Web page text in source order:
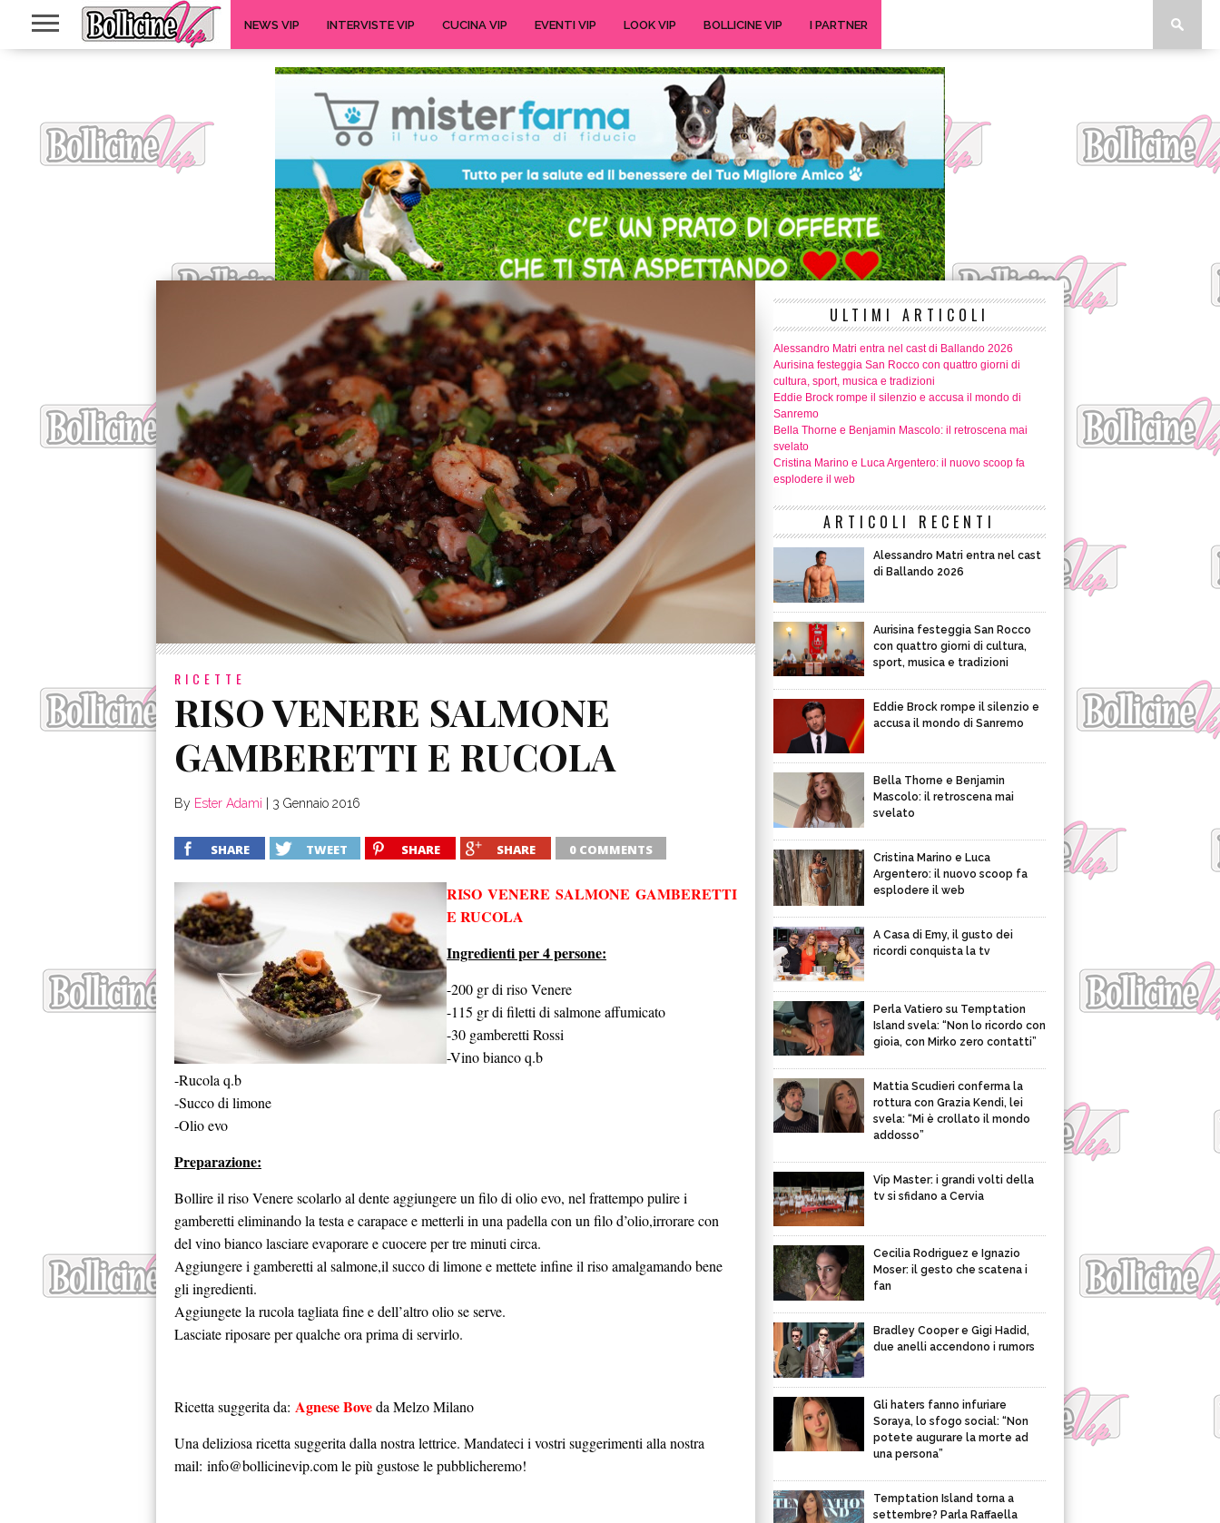
NEWS VIP INTERVISTE VIP CUCINA VIP EVENTI VIP LOOK VIP BOLLICINE VIP I PARTNER
RICETTE
RISO VENERE SALMONE
GAMBERETTI E RUCOLA
By Ester Adami 3 Gennaio 2016
SHARE TWEET SHARE SHARE 0 COMMENTS
RISO VENERE SALMONE GAMBERETTI
E RUCOLA
Ingredienti per 4 persone:
-200 gr di riso Venere
-115 gr di filetti di salmone affumicato
-30 gamberetti Rossi
-Vino bianco q.b
-Rucola q.b
-Succo di limone
-Olio evo
Preparazione:
Bollire il riso Venere scolarlo al dente aggiungere un filo di olio evo, nel frattempo pulire i
gamberetti eliminando la testa e carapace e metterli in una padella con un filo d’olio,irrorare con
del vino bianco lasciare evaporare e cuocere per tre minuti circa.
Aggiungere i gamberetti al salmone,il succo di limone e mettete infine il riso amalgamando bene
gli ingredienti.
Aggiungete la rucola tagliata fine e dell’altro olio se serve.
Lasciate riposare per qualche ora prima di servirlo.
Ricetta suggerita da: Agnese Boveda Melzo Milano
Una deliziosa ricetta suggerita dalla nostra lettrice. Mandateci i vostri suggerimenti alla nostra
mail: info@bollicinevip.comle più gustose le pubblicheremo!
ULTIMI ARTICOLI
Alessandro Matri entra nel cast di Ballando 2026
Aurisina festeggia San Rocco con quattro giorni di
cultura, sport, musica e tradizioni
Eddie Brock rompe il silenzio e accusa il mondo di
Sanremo
Bella Thorne e Benjamin Mascolo: il retroscena mai
svelato
Cristina Marino e Luca Argentero: il nuovo scoop fa
esplodere il web
ARTICOLI RECENTI
Alessandro Matri entra nel cast
di Ballando 2026
Aurisina festeggia San Rocco
con quattro giorni di cultura,
sport, musica e tradizioni
Eddie Brock rompe il silenzio e
accusa il mondo di Sanremo
Bella Thorne e Benjamin
Mascolo: il retroscena mai
svelato
Cristina Marino e Luca
Argentero: il nuovo scoop fa
esplodere il web
A Casa di Emy, il gusto dei
ricordi conquista la tv
Perla Vatiero su Temptation
Island svela: “Non lo ricordo con
gioia, con Mirko zero contatti”
Mattia Scudieri conferma la
rottura con Grazia Kendi, lei
svela: “Mi è crollato il mondo
addosso”
Vip Master: i grandi volti della
tv si sfidano a Cervia
Cecilia Rodriguez e Ignazio
Moser: il gesto che scatena i
fan
Bradley Cooper e Gigi Hadid,
due anelli accendono i rumors
Gli haters fanno infuriare
Soraya, lo sfogo social: “Non
potete augurare la morte ad
una persona”
Temptation Island torna a
settembre? Parla Raffaella